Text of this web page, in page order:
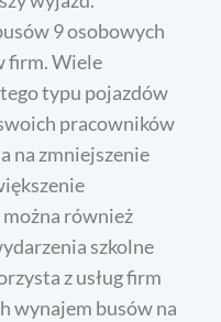
9 osobowych
firm. Wiele
typu pojazdów
pracowników
na zmniejszenie
również
szkolne
z usług firm
wynajem busów na